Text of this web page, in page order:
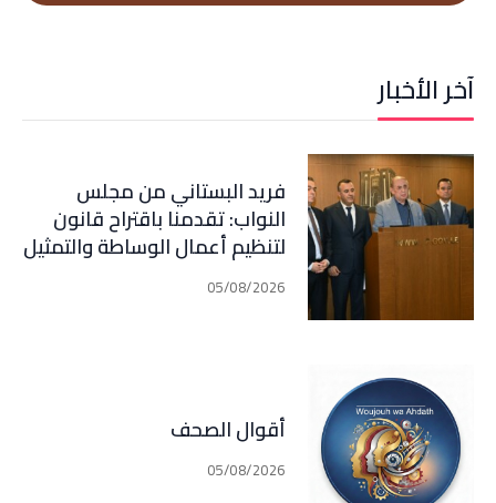
آخر الأخبار
فريد البستاني من مجلس
النواب: تقدمنا باقتراح قانون
لتنظيم أعمال الوساطة والتمثيل
في مجال التأمين الذي اصبح في
مرحلة النقاش الرسمي
05/08/2026
أقوال الصحف
05/08/2026